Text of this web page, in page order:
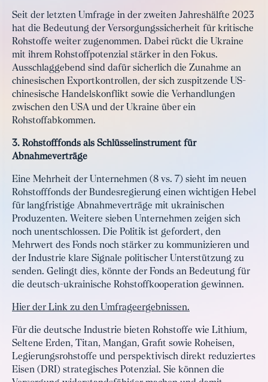
Seit der letzten Umfrage in der zweiten Jahreshälfte 2023
hat die Bedeutung der Versorgungssicherheit für kritische
Rohstoffe weiter zugenommen. Dabei rückt die Ukraine
mit ihrem Rohstoffpotenzial stärker in den Fokus.
Ausschlaggebend sind dafür sicherlich die Zunahme an
chinesischen Exportkontrollen, der sich zuspitzende US-
chinesische Handelskonflikt sowie die Verhandlungen
zwischen den USA und der Ukraine über ein
Rohstoffabkommen.
3. Rohstofffonds als Schlüsselinstrument für
Abnahmeverträge
Eine Mehrheit der Unternehmen (8 vs. 7) sieht im neuen
Rohstofffonds der Bundesregierung einen wichtigen Hebel
für langfristige Abnahmeverträge mit ukrainischen
Produzenten. Weitere sieben Unternehmen zeigen sich
noch unentschlossen. Die Politik ist gefordert, den
Mehrwert des Fonds noch stärker zu kommunizieren und
der Industrie klare Signale politischer Unterstützung zu
senden. Gelingt dies, könnte der Fonds an Bedeutung für
die deutsch-ukrainische Rohstoffkooperation gewinnen.
Hier der Link zu den Umfrageergebnissen.
Für die deutsche Industrie bieten Rohstoffe wie Lithium,
Seltene Erden, Titan, Mangan, Grafit sowie Roheisen,
Legierungsrohstoffe und perspektivisch direkt reduziertes
Eisen (DRI) strategisches Potenzial. Sie können die